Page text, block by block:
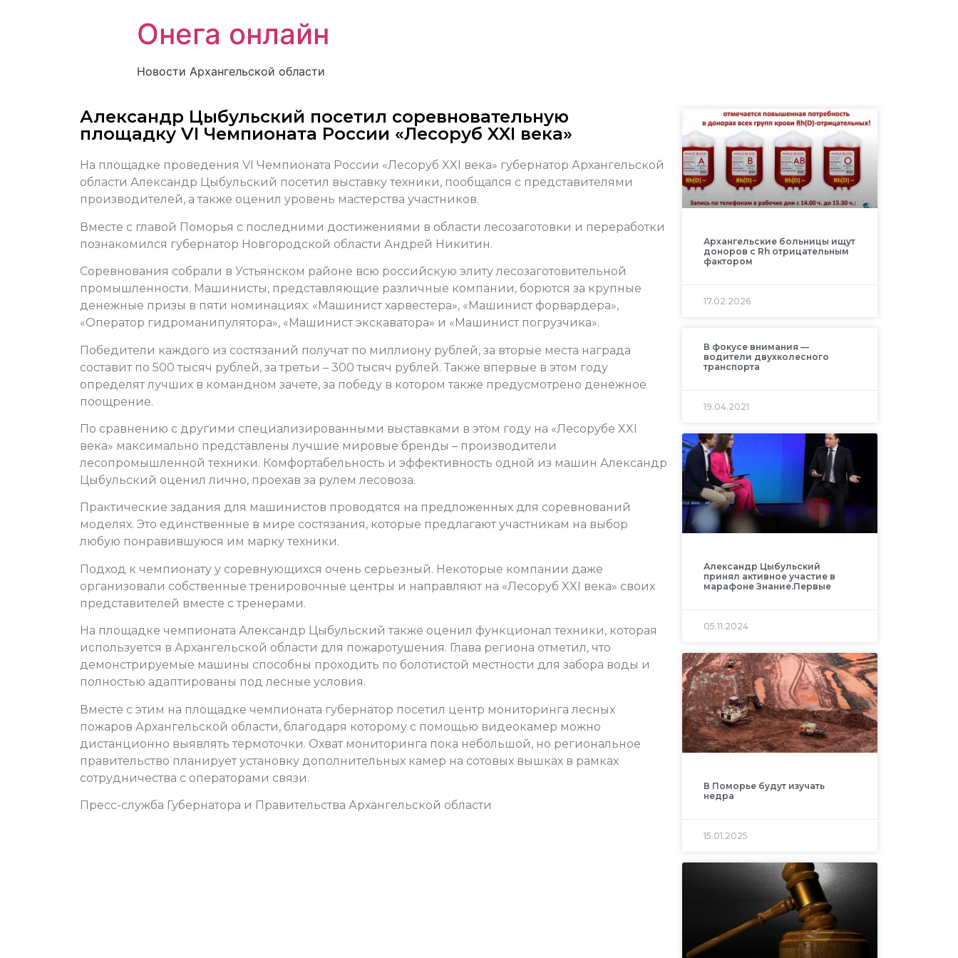
Онега онлайн
Новости Архангельской области
Александр Цыбульский посетил соревновательную
площадку VI Чемпионата России «Лесоруб XXI века»
На площадке проведения VI Чемпионата России «Лесоруб XXI века» губернатор Архангельской
области Александр Цыбульский посетил выставку техники, пообщался с представителями
производителей, а также оценил уровень мастерства участников.
Вместе с главой Поморья с последними достижениями в области лесозаготовки и переработки
познакомился губернатор Новгородской области Андрей Никитин.
Соревнования собрали в Устьянском районе всю российскую элиту лесозаготовительной
промышленности. Машинисты, представляющие различные компании, борются за крупные
денежные призы в пяти номинациях: «Машинист харвестера», «Машинист форвардера»,
«Оператор гидроманипулятора», «Машинист экскаватора» и «Машинист погрузчика».
Победители каждого из состязаний получат по миллиону рублей, за вторые места награда
составит по 500 тысяч рублей, за третьи – 300 тысяч рублей. Также впервые в этом году
определят лучших в командном зачете, за победу в котором также предусмотрено денежное
поощрение.
По сравнению с другими специализированными выставками в этом году на «Лесорубе XXI
века» максимально представлены лучшие мировые бренды – производители
лесопромышленной техники. Комфортабельность и эффективность одной из машин Александр
Цыбульский оценил лично, проехав за рулем лесовоза.
Практические задания для машинистов проводятся на предложенных для соревнований
моделях. Это единственные в мире состязания, которые предлагают участникам на выбор
любую понравившуюся им марку техники.
Подход к чемпионату у соревнующихся очень серьезный. Некоторые компании даже
организовали собственные тренировочные центры и направляют на «Лесоруб XXI века» своих
представителей вместе с тренерами.
На площадке чемпионата Александр Цыбульский также оценил функционал техники, которая
используется в Архангельской области для пожаротушения. Глава региона отметил, что
демонстрируемые машины способны проходить по болотистой местности для забора воды и
полностью адаптированы под лесные условия.
Вместе с этим на площадке чемпионата губернатор посетил центр мониторинга лесных
пожаров Архангельской области, благодаря которому с помощью видеокамер можно
дистанционно выявлять термоточки. Охват мониторинга пока небольшой, но региональное
правительство планирует установку дополнительных камер на сотовых вышках в рамках
сотрудничества с операторами связи.
Пресс-служба Губернатора и Правительства Архангельской области
Архангельские больницы ищут
доноров с Rh отрицательным
фактором
17.02.2026
В фокусе внимания —
водители двухколесного
транспорта
19.04.2021
Александр Цыбульский
принял активное участие в
марафоне Знание.Первые
05.11.2024
В Поморье будут изучать
недра
15.01.2025